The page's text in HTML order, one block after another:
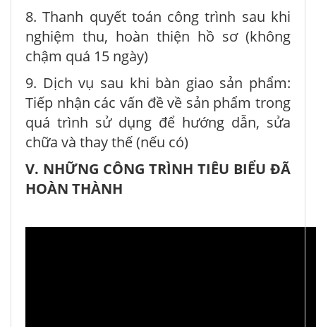
8. Thanh quyết toán công trình sau khi
nghiệm thu, hoàn thiện hồ sơ (không
chậm quá 15 ngày)
9. Dịch vụ sau khi bàn giao sản phẩm:
Tiếp nhận các vấn đề về sản phẩm trong
quá trình sử dụng để hướng dẫn, sửa
chữa và thay thế (nếu có)
V. NHỮNG CÔNG TRÌNH TIÊU BIỂU ĐÃ
HOÀN THÀNH